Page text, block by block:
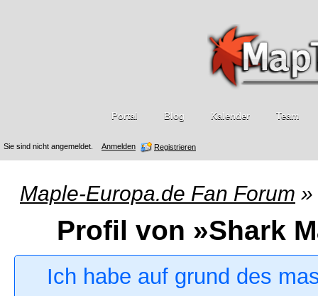
Sie sind nicht angemeldet. Anmelden Registrieren
Portal Blog Kalender Team
Maple-Europa.de Fan Forum »
Profil von »Shark
Ich habe auf grund des